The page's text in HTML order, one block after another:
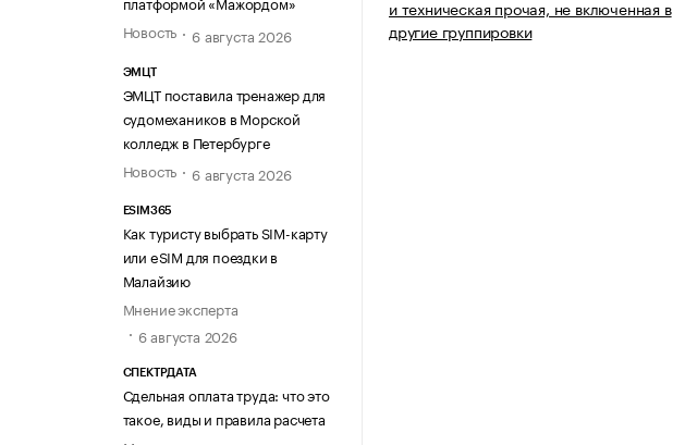
Новость
6 августа 2026
ЭМЦТ
ЭМЦТ поставила тренажер для
судомехаников в Морской
колледж в Петербурге
Новость
6 августа 2026
ESIM365
Как туристу выбрать SIM-карту
или eSIM для поездки в
Малайзию
Мнение эксперта
6 августа 2026
СПЕКТРДАТА
Сдельная оплата труда: что это
такое, виды и правила расчета
и техническая прочая, не включенная в
другие группировки